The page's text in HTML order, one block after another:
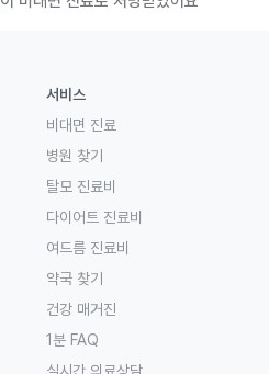
서비스
비대면 진료
병원 찾기
탈모 진료비
다이어트 진료비
여드름 진료비
약국 찾기
건강 매거진
1분 FAQ
실시간 의료상담